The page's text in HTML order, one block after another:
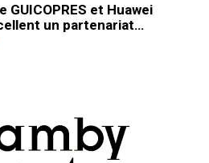
GUICOPRES et Huawei
un partenariat…